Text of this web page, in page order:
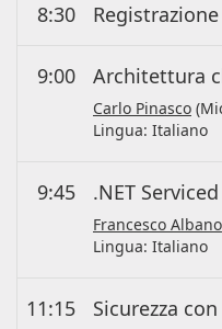
8:30 Registrazione
9:00 Architettura
Carlo Pinasco
Lingua: Italiano
9:45 .NET
Francesco Albano
Lingua: Italiano
11:15 Sicurezza con